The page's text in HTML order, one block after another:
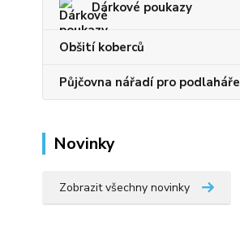
Dárkové poukazy
Obšití koberců
Půjčovna nářadí pro podlaháře
Novinky
Zobrazit všechny novinky